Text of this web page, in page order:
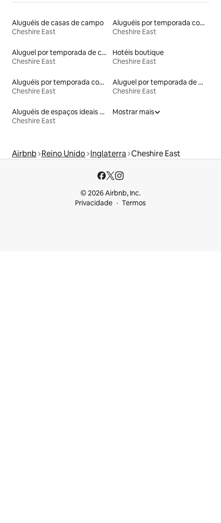
Aluguéis de casas de campo
Cheshire East
Aluguéis por temporada com café da manhã
Cheshire East
Aluguel por temporada de cabanas de pastor
Cheshire East
Hotéis boutique
Cheshire East
Aluguéis por temporada com suítes privativas
Cheshire East
Aluguel por temporada de microcasas
Cheshire East
Aluguéis de espaços ideais para famílias
Cheshire East
Mostrar mais
Airbnb Reino Unido Inglaterra Cheshire East
© 2026 Airbnb, Inc.
Privacidade
Termos